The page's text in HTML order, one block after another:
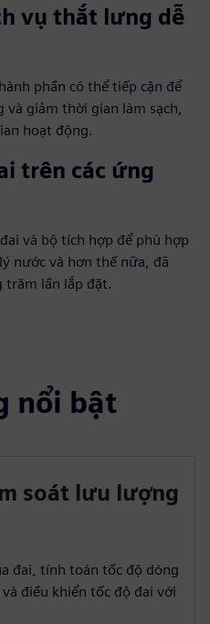
vụ thắt lưng dễ
phần có thể tiếp cận để
và giảm thời gian làm sạch,
hoạt động.
trên các ứng
và bộ tích hợp để phù hợp
nước và hơn thế nữa, đã
trăm lần lắp đặt.
nổi bật
soát lưu lượng
đai, tính toán tốc độ dòng
điều khiển tốc độ đai với